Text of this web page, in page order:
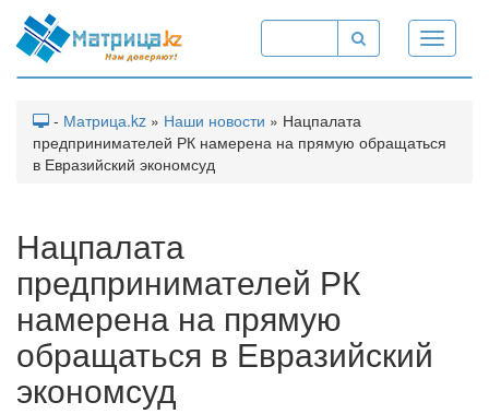
Toggle
- Матрица.kz » Наши новости » Нацпалата
предпринимателей РК намерена на прямую обращаться
в Евразийский экономсуд
Нацпалата
предпринимателей РК
намерена на прямую
обращаться в Евразийский
экономсуд